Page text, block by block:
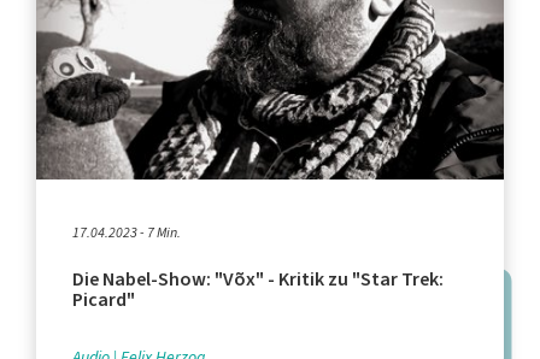
17.04.2023 - 7 Min.
Die Nabel-Show: "Võx" - Kritik zu "Star Trek:
Picard"